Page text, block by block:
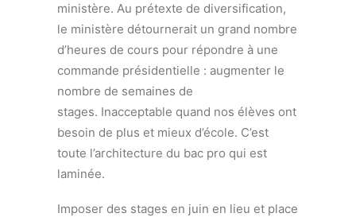
ministère. Au prétexte de diversification,
le ministère détournerait un grand nombre
d’heures de cours pour répondre à une
commande présidentielle : augmenter le
nombre de semaines de
stages. Inacceptable quand nos élèves ont
besoin de plus et mieux d’école. C’est
toute l’architecture du bac pro qui est
laminée.
Imposer des stages en juin en lieu et place